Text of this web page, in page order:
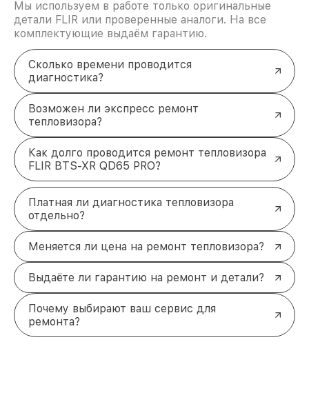
Мы используем в работе только оригинальные
детали FLIR или проверенные аналоги. На все
комплектующие выдаём гарантию.
Сколько времени проводится
диагностика?
Возможен ли экспресс ремонт
тепловизора?
Как долго проводится ремонт тепловизора
FLIR BTS-XR QD65 PRO?
Платная ли диагностика тепловизора
отдельно?
Меняется ли цена на ремонт тепловизора?
Выдаёте ли гарантию на ремонт и детали?
Почему выбирают ваш сервис для
ремонта?